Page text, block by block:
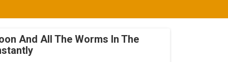
And All The Worms In The